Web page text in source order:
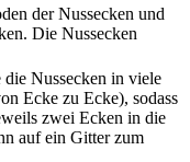
der Nussecken und
Die Nussecken
die Nussecken in viele
Ecke zu Ecke), sodass
zwei Ecken in die
auf ein Gitter zum